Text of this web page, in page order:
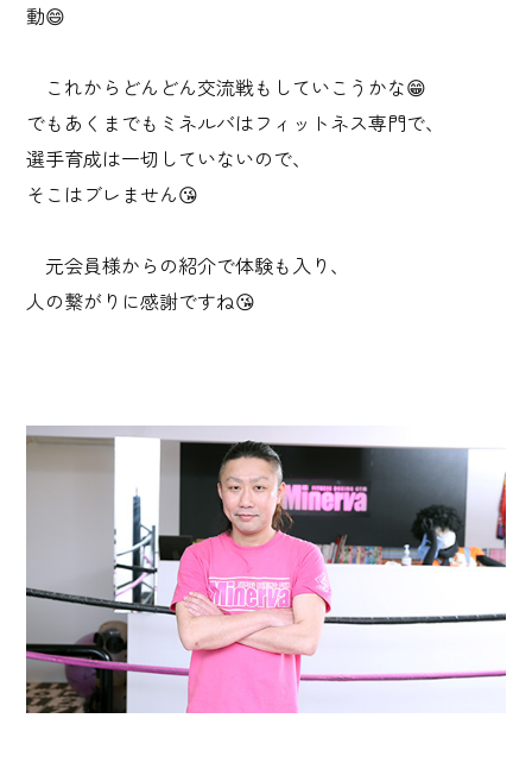
動😄
これからどんどん交流戦もしていこうかな😁
でもあくまでもミネルバはフィットネス専門で、
選手育成は一切していないので、
そこはブレません😘
元会員様からの紹介で体験も入り、
人の繋がりに感謝ですね😘